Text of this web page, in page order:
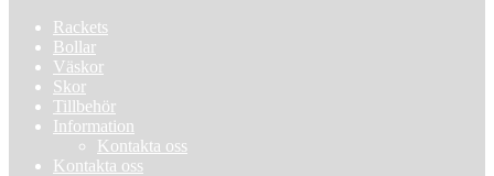
Rackets
Bollar
Väskor
Skor
Tillbehör
Information
Kontakta oss
Kontakta oss